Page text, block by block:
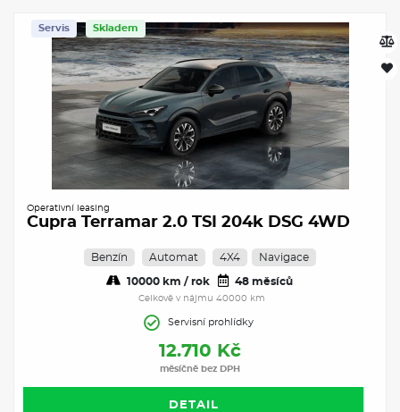
Skladem
Servis
Operativní leasing
Cupra Terramar 2.0 TSI 204k DSG 4WD
Benzín Automat 4X4 Navigace
10000 km / rok 48 měsíců
Celkově v nájmu 40000 km
Servisní prohlídky
12.710 Kč
měsíčně bez DPH
DETAIL